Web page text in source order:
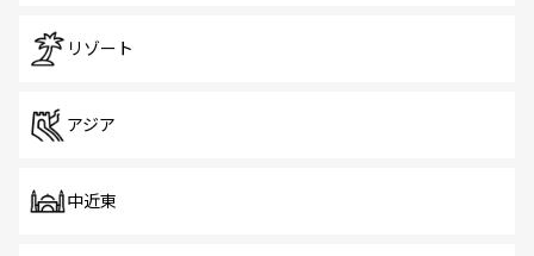
リゾート
アジア
中近東